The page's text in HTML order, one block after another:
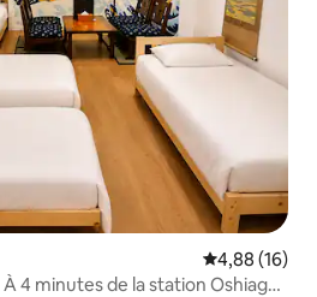
Évaluation
4,88 (16)
4 minutes de la station Oshiage |